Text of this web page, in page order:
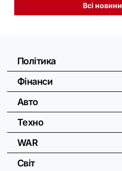
Всі новини
Політика
Фінанси
Авто
Техно
WAR
Світ